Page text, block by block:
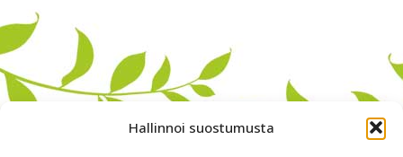
Hallinnoi suostumusta